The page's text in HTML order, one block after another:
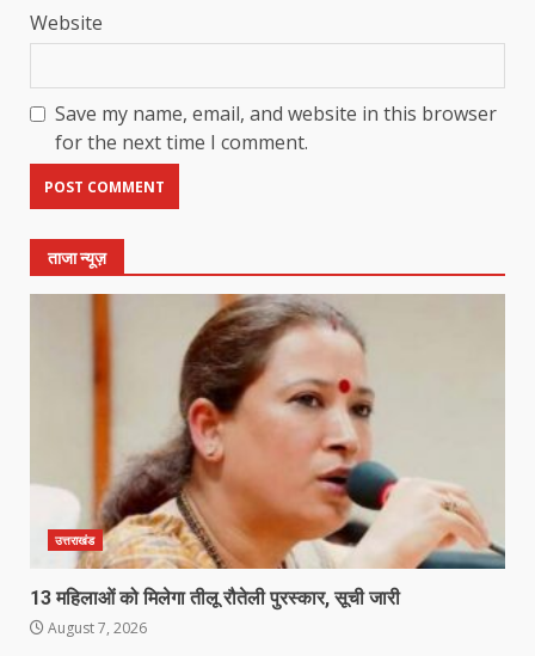
Website
Save my name, email, and website in this browser
for the next time I comment.
ताजा न्यूज़
उत्तराखंड
13 महिलाओं को मिलेगा तीलू रौतेली पुरस्कार, सूची जारी
August 7, 2026